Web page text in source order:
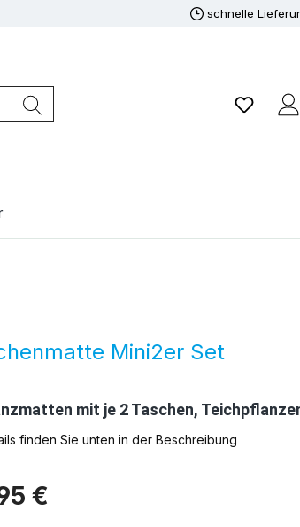
schnelle
Du
Mini2er Set
mit je 2 Taschen,
finden Sie unten in der Beschreibung
€